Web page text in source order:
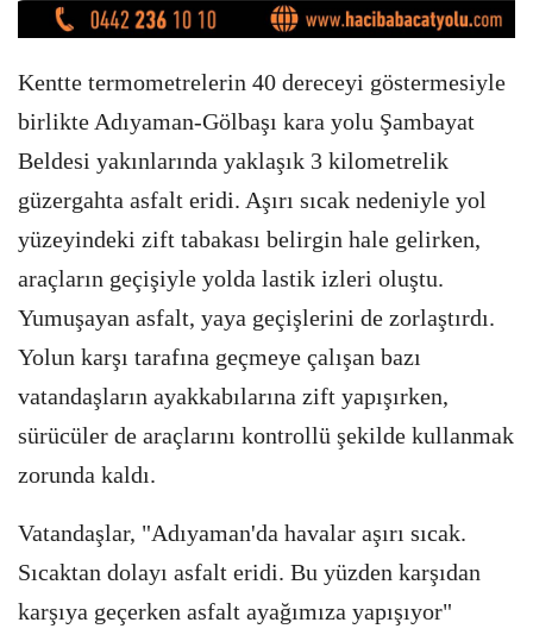
Kentte termometrelerin 40 dereceyi göstermesiyle
birlikte Adıyaman-Gölbaşı kara yolu Şambayat
Beldesi yakınlarında yaklaşık 3 kilometrelik
güzergahta asfalt eridi. Aşırı sıcak nedeniyle yol
yüzeyindeki zift tabakası belirgin hale gelirken,
araçların geçişiyle yolda lastik izleri oluştu.
Yumuşayan asfalt, yaya geçişlerini de zorlaştırdı.
Yolun karşı tarafına geçmeye çalışan bazı
vatandaşların ayakkabılarına zift yapışırken,
sürücüler de araçlarını kontrollü şekilde kullanmak
zorunda kaldı.
Vatandaşlar, "Adıyaman'da havalar aşırı sıcak.
Sıcaktan dolayı asfalt eridi. Bu yüzden karşıdan
karşıya geçerken asfalt ayağımıza yapışıyor"